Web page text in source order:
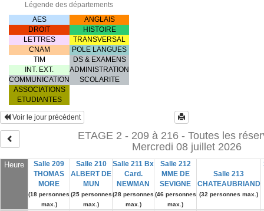
Légende des départements
AES
ANGLAIS
DROIT
HISTOIRE
LETTRES
TRANSVERSAL
CNAM
POLE LANGUES
TIM
DS & EXAMENS
INT. EXT.
ADMINISTRATION
COMMUNICATION
SCOLARITE
ASSOCIATIONS
ETUDIANTES
Heure
Salle 209
THOMAS
MORE
(18 personnes
max.)
Salle 210
ALBERT DE
MUN
(25 personnes
max.)
Salle 211 Bx
Card.
NEWMAN
(28 personnes
max.)
Salle 212
MME DE
SEVIGNE
(46 personnes
max.)
Salle 213
CHATEAUBRIAND
(32 personnes max.)
Voir le jour précédent
ETAGE 2 - 209 à 216 - Toutes les
Mercredi 08 juillet 2026